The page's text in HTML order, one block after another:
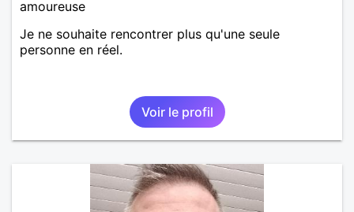
amoureuse
Je ne souhaite rencontrer plus qu'une seule
personne en réel.
Voir le profil